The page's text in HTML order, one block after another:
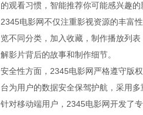
的观看习惯，智能推荐你可能感兴趣
2345电影网不仅注重影视资源的丰富
览不同分类，加入收藏，制作播放列
解影片背后的故事和制作细节。
安全性方面，2345电影网严格遵守版
台为用户的数据安全保驾护航，采用
针对移动端用户，2345电影网开发了